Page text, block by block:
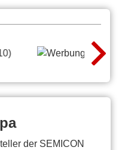
der SEMICON